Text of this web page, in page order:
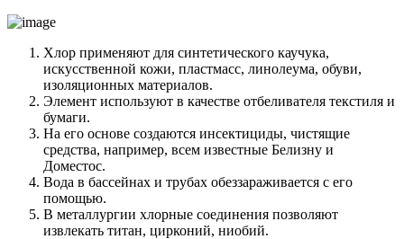
Хлор применяют для синтетического каучука,
искусственной кожи, пластмасс, линолеума, обуви,
изоляционных материалов.
Элемент используют в качестве отбеливателя текстиля и
бумаги.
На его основе создаются инсектициды, чистящие
средства, например, всем известные Белизну и
Доместос.
Вода в бассейнах и трубах обеззараживается с его
помощью.
В металлургии хлорные соединения позволяют
извлекать титан, цирконий, ниобий.